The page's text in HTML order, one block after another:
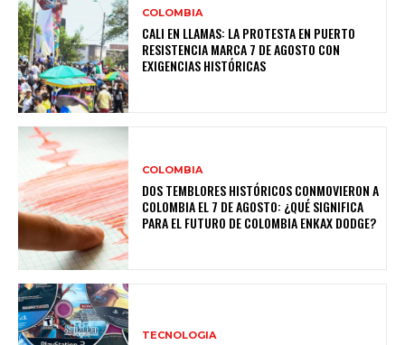
COLOMBIA
CALI EN LLAMAS: LA PROTESTA EN PUERTO
RESISTENCIA MARCA 7 DE AGOSTO CON
EXIGENCIAS HISTÓRICAS
COLOMBIA
DOS TEMBLORES HISTÓRICOS CONMOVIERON A
COLOMBIA EL 7 DE AGOSTO: ¿QUÉ SIGNIFICA
PARA EL FUTURO DE COLOMBIA ENКАХ DODGE?
TECNOLOGIA